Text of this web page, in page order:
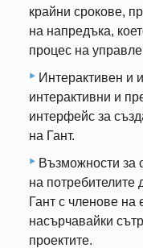
крайни срокове,
на напредъка,
процес на
Интерактивен и
интерактивни и
интерфейс за
на Гант.
Възможности за
на потребителите
Гант с членове на
насърчавайки
проектите.